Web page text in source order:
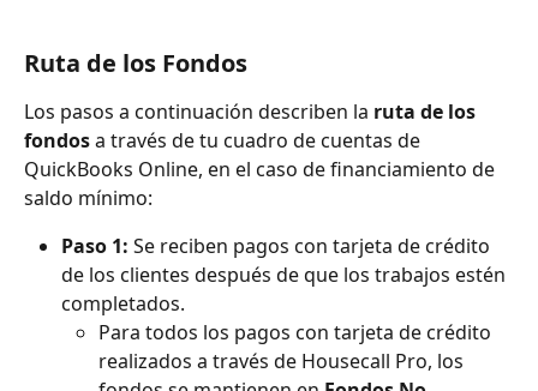
Ruta de los Fondos
Los pasos a continuación describen la ruta de los
fondos a través de tu cuadro de cuentas de
QuickBooks Online, en el caso de financiamiento de
saldo mínimo:
Paso 1: Se reciben pagos con tarjeta de crédito
de los clientes después de que los trabajos estén
completados.
Para todos los pagos con tarjeta de crédito
realizados a través de Housecall Pro, los